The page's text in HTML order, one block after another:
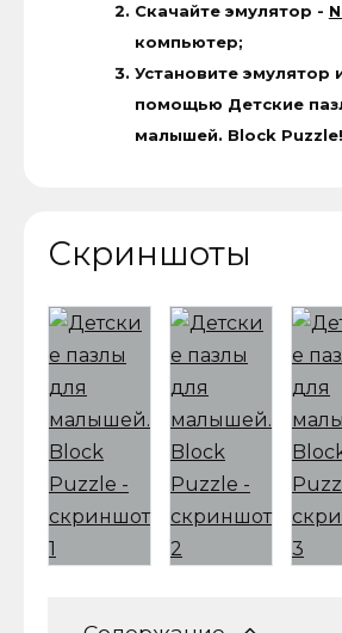
Скачайте эмулятор -
компьютер;
Установите эмулятор
помощью Детские
малышей. Block Puzzle!
Скриншоты